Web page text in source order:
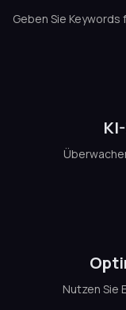
Geben Sie
Nutzen Sie